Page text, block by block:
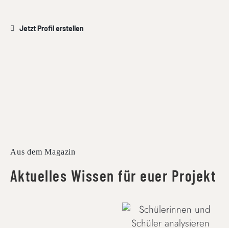
Jetzt Profil erstellen
Aus dem Magazin
Aktuelles Wissen für euer Projekt
ZWISCHEN NUTRI-